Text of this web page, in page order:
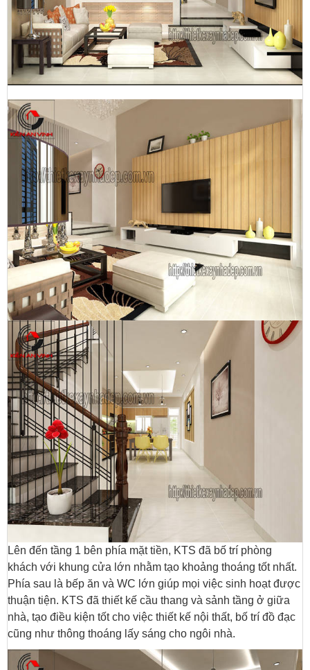
Lên đến tầng 1 bên phía mặt tiền, KTS đã bố trí phòng
khách với khung cửa lớn nhằm tạo khoảng thoáng tốt nhất.
Phía sau là bếp ăn và WC lớn giúp mọi việc sinh hoạt được
thuận tiện. KTS đã thiết kế cầu thang và sảnh tầng ở giữa
nhà, tạo điều kiện tốt cho việc thiết kế nội thất, bố trí đồ đạc
cũng như thông thoáng lấy sáng cho ngôi nhà.